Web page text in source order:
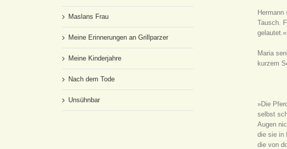
Tausch.
gelautet.«
Maria
kurzem
»Die
selbst
Augen
die sie in
die von
Maslans Frau
Meine Erinnerungen an Grillparzer
Meine Kinderjahre
Nach dem Tode
Unsühnbar